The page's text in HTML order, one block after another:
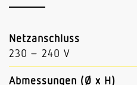
Netzanschluss
230 – 240 V
Abmessungen (Ø x H)